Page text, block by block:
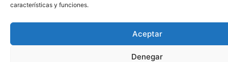
características y funciones.
Aceptar
Denegar